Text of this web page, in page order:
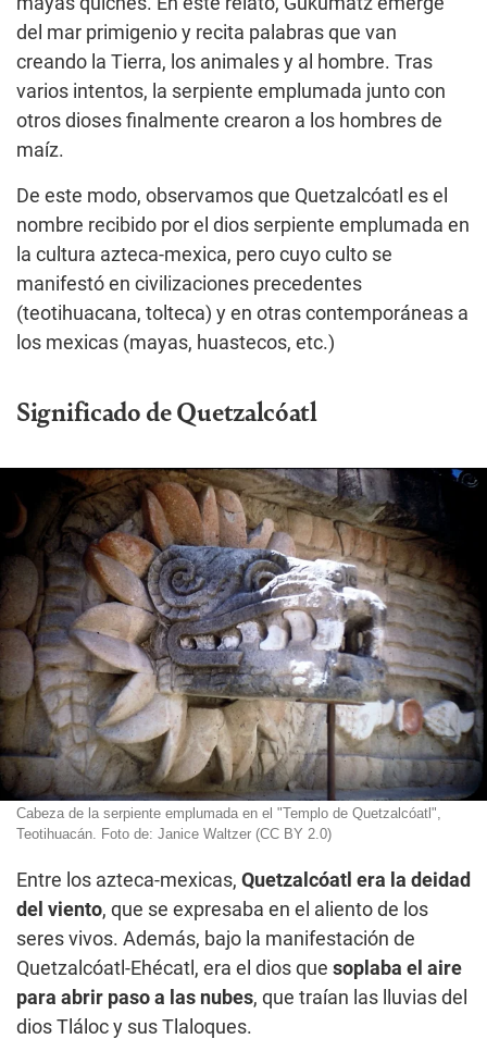
del mar primigenio y recita palabras que van
creando la Tierra, los animales y al hombre. Tras
varios intentos, la serpiente emplumada junto con
otros dioses finalmente crearon a los hombres de
maíz.
De este modo, observamos que Quetzalcóatl es el
nombre recibido por el dios serpiente emplumada en
la cultura azteca-mexica, pero cuyo culto se
manifestó en civilizaciones precedentes
(teotihuacana, tolteca) y en otras contemporáneas a
los mexicas (mayas, huastecos, etc.)
Significado de Quetzalcóatl
Cabeza de la serpiente emplumada en el "Templo de Quetzalcóatl",
Teotihuacán. Foto de: Janice Waltzer (CC BY 2.0)
Entre los azteca-mexicas, Quetzalcóatl era la deidad
del viento, que se expresaba en el aliento de los
seres vivos. Además, bajo la manifestación de
Quetzalcóatl-Ehécatl, era el dios que soplaba el aire
para abrir paso a las nubes, que traían las lluvias del
dios Tláloc y sus Tlaloques.